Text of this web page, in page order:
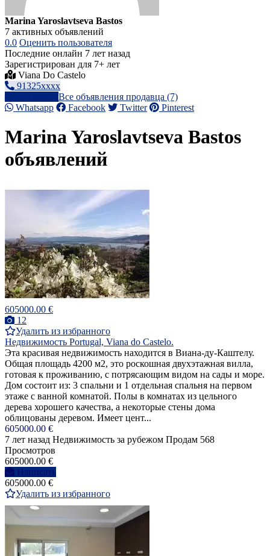
Marina Yaroslavtseva Bastos
7 активных объявлений
0.0 Оценить пользователя
Последние онлайн 7 лет назад
Зарегистрирован для 7+ лет
Viana Do Castelo
91325xxxx
Все объявления продавца (7)
Whatsapp
Facebook Twitter Pinterest
Marina Yaroslavtseva Bastos
объявлений
605000.00 €
12
Удалить из избранного
Недвижимость Portugal, Viana do Castelo.
Эта красивая недвижимость находится в Виана-ду-Каштелу.
Общая площадь 4200 м2, это роскошная двухэтажная вилла,
готовая к проживанию, с потрясающим видом на сады и море.
Дом состоит из: 3 спальни и 1 отдельная спальня на первом
этаже с ванной комнатой. Полы в комнатах из цельного
дерева хорошего качества, а некоторые стены дома
облицованы деревом. Имеет цент...
605000.00 €
7 лет назад Недвижимость за рубежом Продам 568
Просмотров
605000.00 €
Написать
605000.00 €
Удалить из избранного